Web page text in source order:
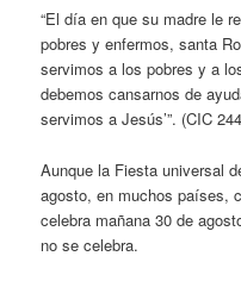
“El día en que su madre le
pobres y enfermos, santa
servimos a los pobres y a
debemos cansarnos de
servimos a Jesús’”. (CIC
Aunque la Fiesta universal
agosto, en muchos países,
celebra mañana 30 de
no se celebra.